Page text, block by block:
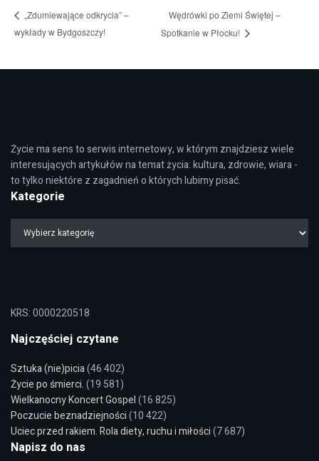
„Zdumiewające odkrycia” –
wykłady w Bydgoszczy!
Wędrówki po Ziemi Świętej –
Spotkanie w Płocku!
Życie ma sens to serwis internetowy, w którym znajdziesz wiele
interesujących artykułów na temat życia: kultura, zdrowie, wiara -
to tylko niektóre z zagadnień o których lubimy pisać.
Kategorie
KRS: 0000220518
Najczęściej czytane
Sztuka (nie)picia(46 402)
Życie po śmierci.(19 581)
Wielkanocny Koncert Gospel(16 825)
Poczucie beznadziejności(10 422)
Uciec przed rakiem. Rola diety, ruchu i miłości(7 687)
Napisz do nas